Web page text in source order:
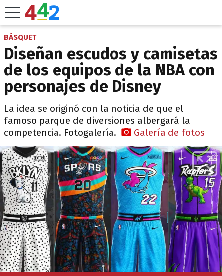
BÁSQUET
Diseñan escudos y camisetas
de los equipos de la NBA con
personajes de Disney
La idea se originó con la noticia de que el
famoso parque de diversiones albergará la
competencia. Fotogalería.
Galería de fotos